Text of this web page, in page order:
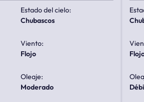
Estado del cielo:
chubascos
Viento:
flojo
Oleaje:
moderado